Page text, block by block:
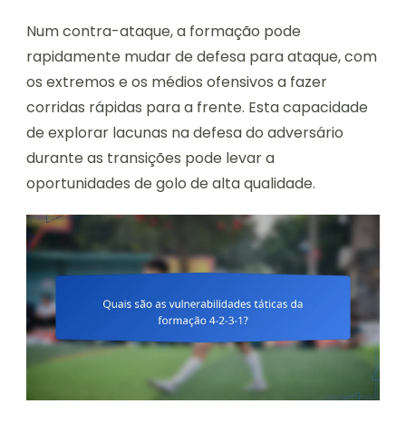
Num contra-ataque, a formação pode
rapidamente mudar de defesa para ataque, com
os extremos e os médios ofensivos a fazer
corridas rápidas para a frente. Esta capacidade
de explorar lacunas na defesa do adversário
durante as transições pode levar a
oportunidades de golo de alta qualidade.